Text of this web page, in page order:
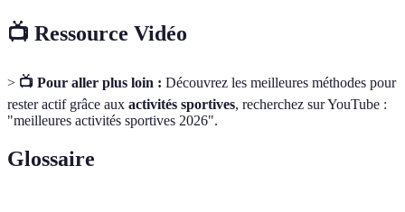
📺 Ressource Vidéo
> 📺 Pour aller plus loin : Découvrez les meilleures méthodes pour
rester actif grâce aux activités sportives, recherchez sur YouTube :
"meilleures activités sportives 2026".
Glossaire